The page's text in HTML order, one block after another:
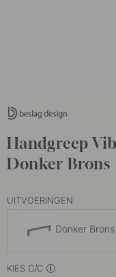
Handgreep
Donker Brons
UITVOERINGEN
Donker Brons
KIES C/C